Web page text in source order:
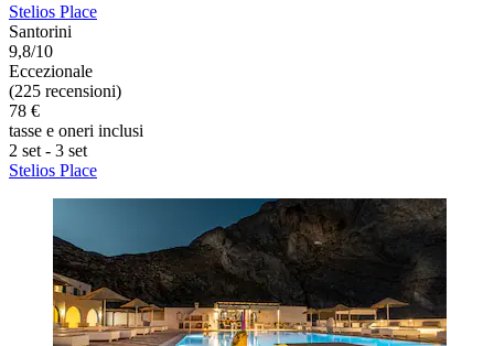
Stelios Place
Santorini
9,8/10
Eccezionale
(225 recensioni)
78 €
tasse e oneri inclusi
2 set - 3 set
Stelios Place